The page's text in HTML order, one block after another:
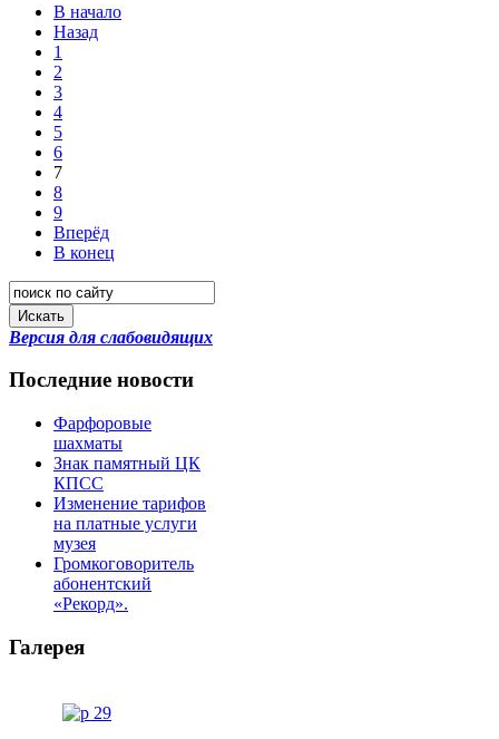
В начало
Назад
1
2
3
4
5
6
7
8
9
Вперёд
В конец
Искать
Версия для слабовидящих
Последние новости
Фарфоровые
шахматы
Знак памятный ЦК
КПСС
Изменение тарифов
на платные услуги
музея
Громкоговоритель
абонентский
«Рекорд».
Галерея